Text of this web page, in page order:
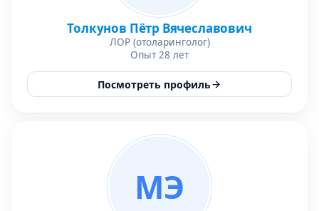
Толкунов Пётр Вячеславович
ЛОР (отоларинголог)
Опыт 28 лет
Посмотреть профиль
МЭ